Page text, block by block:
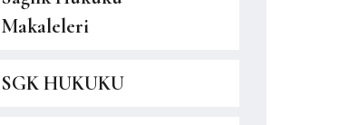
Makaleleri
SGK HUKUKU